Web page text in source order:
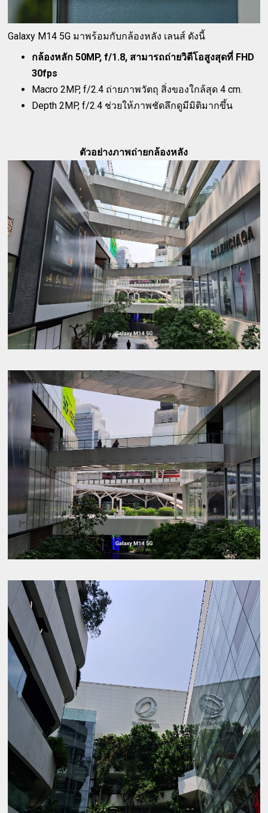
Galaxy M14 5G มาพร้อมกับกล้องหลัง เลนส์ ดังนี้
กล้องหลัก 50MP, f/1.8, สามารถถ่ายวิดีโอสูงสุดที่ FHD
30fps
Macro 2MP, f/2.4 ถ่ายภาพวัตถุ สิ่งของใกล้สุด 4 cm.
Depth 2MP, f/2.4 ช่วยให้ภาพชัดลึกดูมีมิติมากขึ้น
ตัวอย่างภาพถ่ายกล้องหลัง